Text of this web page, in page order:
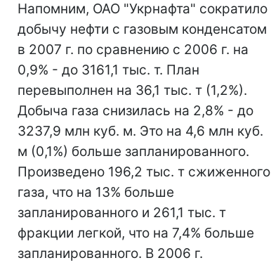
Напомним, ОАО "Укрнафта" сократило
добычу нефти с газовым конденсатом
в 2007 г. по сравнению с 2006 г. на
0,9% - до 3161,1 тыс. т. План
перевыполнен на 36,1 тыс. т (1,2%).
Добыча газа снизилась на 2,8% - до
3237,9 млн куб. м. Это на 4,6 млн куб.
м (0,1%) больше запланированного.
Произведено 196,2 тыс. т сжиженного
газа, что на 13% больше
запланированного и 261,1 тыс. т
фракции легкой, что на 7,4% больше
запланированного. В 2006 г.